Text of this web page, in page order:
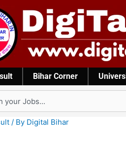
Bihar Corner
/ By Digital Bihar